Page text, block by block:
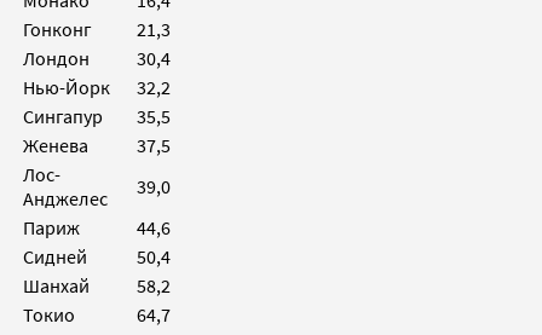
Гонконг
21,3
Лондон
30,4
Нью-Йорк
32,2
Сингапур
35,5
Женева
37,5
Лос-
Анджелес
39,0
Париж
44,6
Сидней
50,4
Шанхай
58,2
Токио
64,7